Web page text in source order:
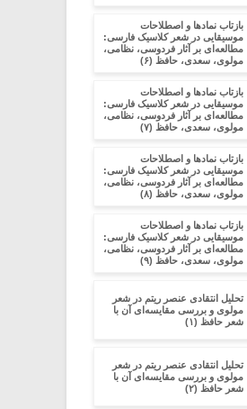
بازتاب نمادها و اصطلاحات
موسیقایی در شعر کلاسیک فارسی:
مطالعه‌ای بر آثار فردوسی، نظامی،
مولوی، سعدی، حافظ (۶)
بازتاب نمادها و اصطلاحات
موسیقایی در شعر کلاسیک فارسی:
مطالعه‌ای بر آثار فردوسی، نظامی،
مولوی، سعدی، حافظ (۷)
بازتاب نمادها و اصطلاحات
موسیقایی در شعر کلاسیک فارسی:
مطالعه‌ای بر آثار فردوسی، نظامی،
مولوی، سعدی، حافظ (۸)
بازتاب نمادها و اصطلاحات
موسیقایی در شعر کلاسیک فارسی:
مطالعه‌ای بر آثار فردوسی، نظامی،
مولوی، سعدی، حافظ (۹)
تحلیل انتقادی عنصر ریتم در شعر
مولوی و بررسی مقایسه‌ای آن با
شعر حافظ (۱)
تحلیل انتقادی عنصر ریتم در شعر
مولوی و بررسی مقایسه‌ای آن با
شعر حافظ (۲)